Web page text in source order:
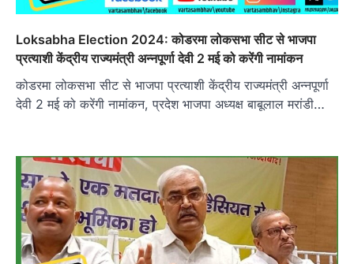
Loksabha Election 2024: कोडरमा लोकसभा सीट से भाजपा
प्रत्याशी केंद्रीय राज्यमंत्री अन्नपूर्णा देवी 2 मई को करेंगी नामांकन
कोडरमा लोकसभा सीट से भाजपा प्रत्याशी केंद्रीय राज्यमंत्री अन्नपूर्णा
देवी 2 मई को करेंगी नामांकन, प्रदेश भाजपा अध्यक्ष बाबूलाल मरांडी…